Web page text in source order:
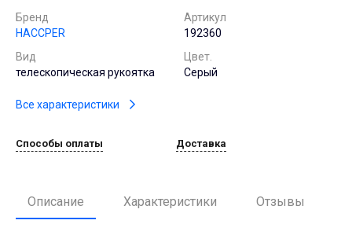
Бренд
HACCPER
Артикул
192360
Вид
телескопическая рукоятка
Цвет.
Серый
Все характеристики
Способы оплаты Доставка
Описание Характеристики Отзывы